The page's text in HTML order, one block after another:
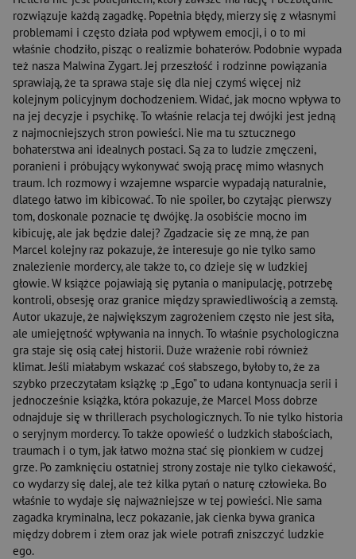
rozwiązuje każdą zagadkę. Popełnia błędy, mierzy się z własnymi
problemami i często działa pod wpływem emocji, i o to mi
właśnie chodziło, pisząc o realizmie bohaterów. Podobnie wypada
też nasza Malwina Zygart. Jej przeszłość i rodzinne powiązania
sprawiają, że ta sprawa staje się dla niej czymś więcej niż
kolejnym policyjnym dochodzeniem. Widać, jak mocno wpływa to
na jej decyzje i psychikę. To właśnie relacja tej dwójki jest jedną
z najmocniejszych stron powieści. Nie ma tu sztucznego
bohaterstwa ani idealnych postaci. Są za to ludzie zmęczeni,
poranieni i próbujący wykonywać swoją pracę mimo własnych
traum. Ich rozmowy i wzajemne wsparcie wypadają naturalnie,
dlatego łatwo im kibicować. To nie spoiler, bo czytając pierwszy
tom, doskonale poznacie tę dwójkę. Ja osobiście mocno im
kibicuję, ale jak będzie dalej? Zgadzacie się ze mną, że pan
Marcel kolejny raz pokazuje, że interesuje go nie tylko samo
znalezienie mordercy, ale także to, co dzieje się w ludzkiej
głowie. W książce pojawiają się pytania o manipulację, potrzebę
kontroli, obsesję oraz granice między sprawiedliwością a zemstą.
Autor ukazuje, że największym zagrożeniem często nie jest siła,
ale umiejętność wpływania na innych. To właśnie psychologiczna
gra staje się osią całej historii. Duże wrażenie robi również
klimat. Jeśli miałabym wskazać coś słabszego, byłoby to, że za
szybko przeczytałam książkę :p „Ego” to udana kontynuacja serii i
jednocześnie książka, która pokazuje, że Marcel Moss dobrze
odnajduje się w thrillerach psychologicznych. To nie tylko historia
o seryjnym mordercy. To także opowieść o ludzkich słabościach,
traumach i o tym, jak łatwo można stać się pionkiem w cudzej
grze. Po zamknięciu ostatniej strony zostaje nie tylko ciekawość,
co wydarzy się dalej, ale też kilka pytań o naturę człowieka. Bo
właśnie to wydaje się najważniejsze w tej powieści. Nie sama
zagadka kryminalna, lecz pokazanie, jak cienka bywa granica
między dobrem i złem oraz jak wiele potrafi zniszczyć ludzkie
ego.